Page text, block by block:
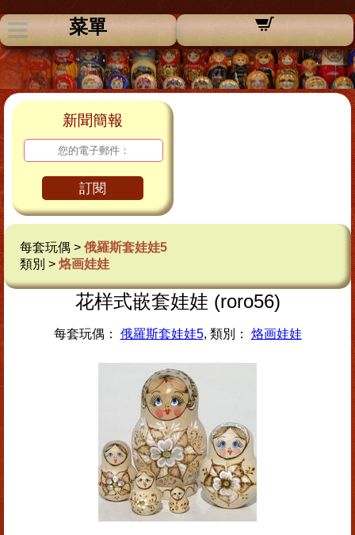
菜單
新聞簡報
訂閱
每套玩偶 > 俄羅斯套娃娃5
類別 > 烙画娃娃
花样式嵌套娃娃 (roro56)
每套玩偶： 俄羅斯套娃娃5, 類別： 烙画娃娃